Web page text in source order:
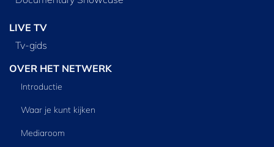
LIVE TV
Tv‑gids
OVER HET NETWERK
Introductie
Waar je kunt kijken
Mediaroom